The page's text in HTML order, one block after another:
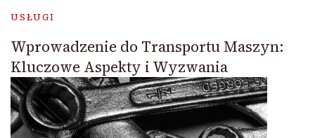
USŁUGI
Wprowadzenie do Transportu Maszyn:
Kluczowe Aspekty i Wyzwania